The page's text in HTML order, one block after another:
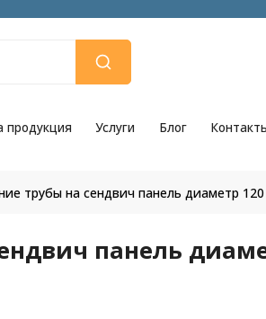
продукция Услуги Блог
трубы на сендвич панель диаметр
панель